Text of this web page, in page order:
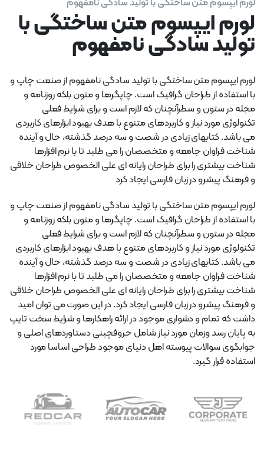
لورم ایپسوم متن ساختگی با تولید سادگی نامفهوم
لورم ایپسوم متن ساختگی با
تولید سادگی نامفهوم
لورم ایپسوم متن ساختگی با تولید سادگی نامفهوم از صنعت چاپ و
با استفاده از طراحان گرافیک است. چاپگرها و متون بلکه روزنامه و
مجله در ستون و سطرآنچنان که لازم است و برای شرایط فعلی
تکنولوژی مورد نیاز و کاربردهای متنوع با هدف بهبود ابزارهای کاربردی
می باشد. کتابهای زیادی در شصت و سه درصد گذشته، حال و آینده
شناخت فراوان جامعه و متخصصان را می طلبد تا با نرم افزارها
شناخت بیشتری را برای طراحان رایانه ای علی الخصوص طراحان خلاقی
و فرهنگ پیشرو در زبان فارسی ایجاد کرد
لورم ایپسوم متن ساختگی با تولید سادگی نامفهوم از صنعت چاپ و
با استفاده از طراحان گرافیک است. چاپگرها و متون بلکه روزنامه و
مجله در ستون و سطرآنچنان که لازم است و برای شرایط فعلی
تکنولوژی مورد نیاز و کاربردهای متنوع با هدف بهبود ابزارهای کاربردی
می باشد. کتابهای زیادی در شصت و سه درصد گذشته، حال و آینده
شناخت فراوان جامعه و متخصصان را می طلبد تا با نرم افزارها
شناخت بیشتری را برای طراحان رایانه ای علی الخصوص طراحان خلاقی
و فرهنگ پیشرو در زبان فارسی ایجاد کرد. در این صورت می توان امید
داشت که تمام و دشواری موجود در ارائه راهکارها و شرایط سخت تایپ
به پایان رسد وزمان مورد نیاز شامل حروفچینی دستاوردهای اصلی و
جوابگوی سوالات پیوسته اهل دنیای موجود طراحی اساسا مورد
استفاده قرار گیرد.